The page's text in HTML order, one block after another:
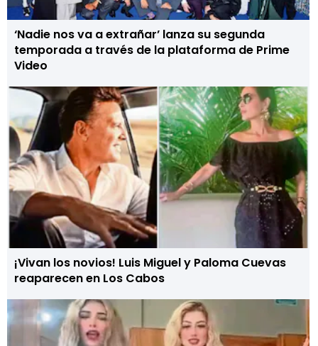
‘Nadie nos va a extrañar’ lanza su segunda
temporada a través de la plataforma de Prime
Video
¡Vivan los novios! Luis Miguel y Paloma Cuevas
reaparecen en Los Cabos